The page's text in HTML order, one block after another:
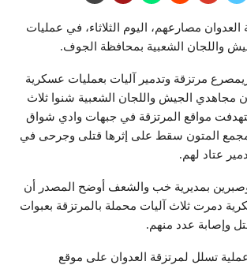
مصارعهم، اليوم الثلاثاء، في عمليات
واللجان الشعبية بمحافظة الجوف.
مرتزقة وتدمير آليات بعمليات عسكرية
الجيش واللجان الشعبية شنوا ثلاث
مواقع المرتزقة في جبهات وادي شواق
المتون سقط على إثرها قتلى وجرحى في
عتاد لهم.
بمديرية خب والشعف أوضح المصدر أن
دمرت ثلاث آليات محملة بالمرتزقة بعبوات
وإصابة عدد منهم.
تسلل لمرتزقة العدوان على موقع